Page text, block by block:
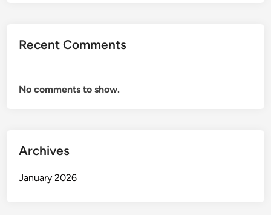
Recent Comments
No comments to show.
Archives
January 2026